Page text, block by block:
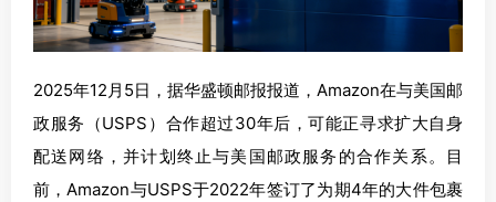
2025年12月5日，据华盛顿邮报报道，Amazon在与美国邮
政服务（USPS）合作超过30年后，可能正寻求扩大自身
配送网络，并计划终止与美国邮政服务的合作关系。目
前，Amazon与USPS于2022年签订了为期4年的大件包裹